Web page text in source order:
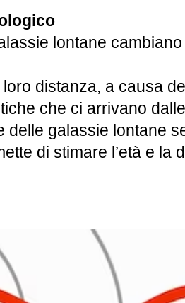
lontane
distanza, a causa
che ci arrivano
galassie lontane
di stimare l’età e la